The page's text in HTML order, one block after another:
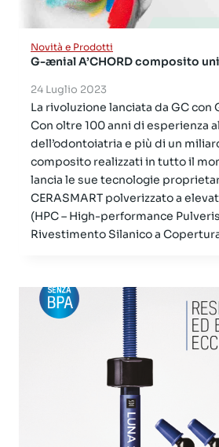
Novità e Prodotti
G-ænial A’CHORD composito
24 Luglio 2023
La rivoluzione lanciata da GC con
Con oltre 100 anni di esperienza
dell’odontoiatria e più di un
composito realizzati in tutto il
lancia le sue tecnologie
CERASMART polverizzato a
(HPC – High-performance
Rivestimento Silanico a Copertura